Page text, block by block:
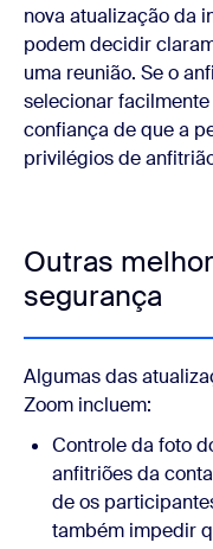
nova atualização da
podem decidir
uma reunião. Se o
selecionar
confiança de que a
privilégios de
Outras
segurança
Algumas das
Zoom incluem:
Controle da foto
anfitriões da
de os
também impedir